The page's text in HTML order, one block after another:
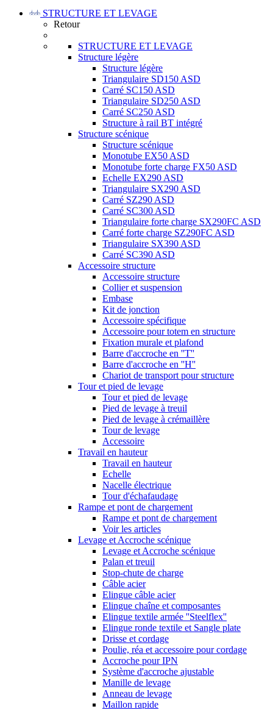
STRUCTURE ET LEVAGE
Retour
STRUCTURE ET LEVAGE
Structure légère
Structure légère
Triangulaire SD150 ASD
Carré SC150 ASD
Triangulaire SD250 ASD
Carré SC250 ASD
Structure à rail BT intégré
Structure scénique
Structure scénique
Monotube EX50 ASD
Monotube forte charge FX50 ASD
Echelle EX290 ASD
Triangulaire SX290 ASD
Carré SZ290 ASD
Carré SC300 ASD
Triangulaire forte charge SX290FC ASD
Carré forte charge SZ290FC ASD
Triangulaire SX390 ASD
Carré SC390 ASD
Accessoire structure
Accessoire structure
Collier et suspension
Embase
Kit de jonction
Accessoire spécifique
Accessoire pour totem en structure
Fixation murale et plafond
Barre d'accroche en ''T''
Barre d'accroche en ''H''
Chariot de transport pour structure
Tour et pied de levage
Tour et pied de levage
Pied de levage à treuil
Pied de levage à crémaillère
Tour de levage
Accessoire
Travail en hauteur
Travail en hauteur
Echelle
Nacelle électrique
Tour d'échafaudage
Rampe et pont de chargement
Rampe et pont de chargement
Voir les articles
Levage et Accroche scénique
Levage et Accroche scénique
Palan et treuil
Stop-chute de charge
Câble acier
Elingue câble acier
Elingue chaîne et composantes
Elingue textile armée ''Steelflex''
Elingue ronde textile et Sangle plate
Drisse et cordage
Poulie, réa et accessoire pour cordage
Accroche pour IPN
Système d'accroche ajustable
Manille de levage
Anneau de levage
Maillon rapide